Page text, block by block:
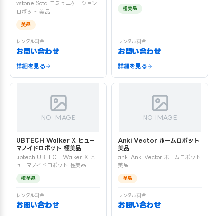
vstone Sota コミュニケーション
ロボット 美品
美品
レンタル料金
お問い合わせ
詳細を見る
極美品
レンタル料金
お問い合わせ
詳細を見る
NO IMAGE
UBTECH Walker X ヒュー
マノイドロボット 極美品
ubtech UBTECH Walker X ヒ
ューマノイドロボット 極美品
極美品
レンタル料金
お問い合わせ
NO IMAGE
Anki Vector ホームロボット
美品
anki Anki Vector ホームロボット
美品
美品
レンタル料金
お問い合わせ